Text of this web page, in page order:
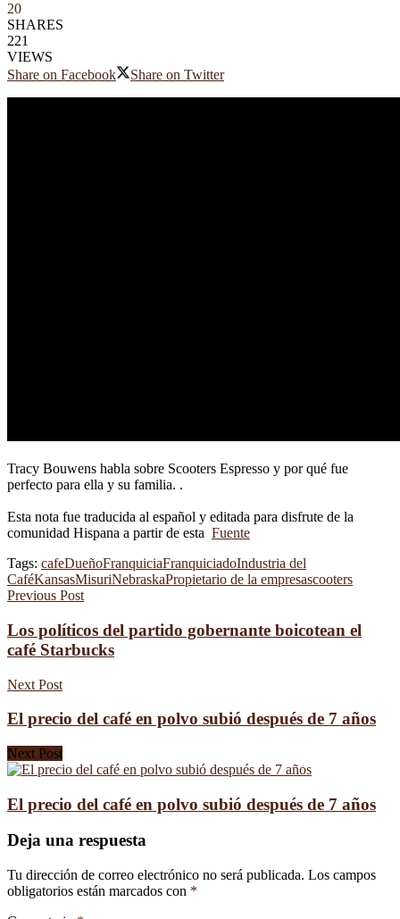
20
SHARES
221
VIEWS
Share on Facebook
Share on Twitter
Tracy Bouwens habla sobre Scooters Espresso y por qué fue
perfecto para ella y su familia. .
Esta nota fue traducida al español y editada para disfrute de la
comunidad Hispana a partir de esta Fuente
Tags: cafeDueñoFranquiciaFranquiciadoIndustria del
CaféKansasMisuriNebraskaPropietario de la empresascooters
Previous Post
Los políticos del partido gobernante boicotean el
café Starbucks
Next Post
El precio del café en polvo subió después de 7 años
Next Post
El precio del café en polvo subió después de 7 años
Deja una respuesta
Tu dirección de correo electrónico no será publicada. Los campos
obligatorios están marcados con *